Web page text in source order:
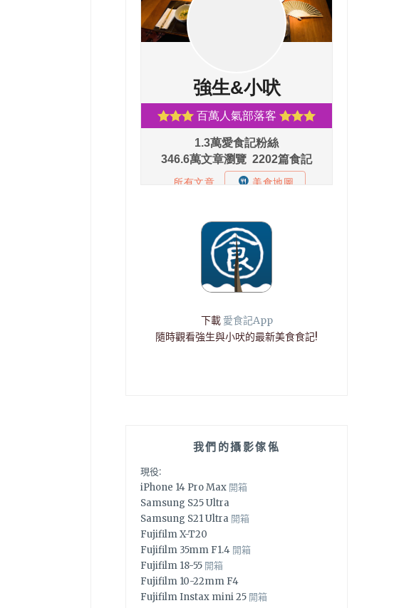
下載 愛食記App
隨時觀看強生與小吠的最新美食食記!
我們的攝影傢俬
現役:
iPhone 14 Pro Max 開箱
Samsung S25 Ultra
Samsung S21 Ultra 開箱
Fujifilm X-T20
Fujifilm 35mm F1.4 開箱
Fujifilm 18-55 開箱
Fujifilm 10-22mm F4
Fujifilm Instax mini 25 開箱